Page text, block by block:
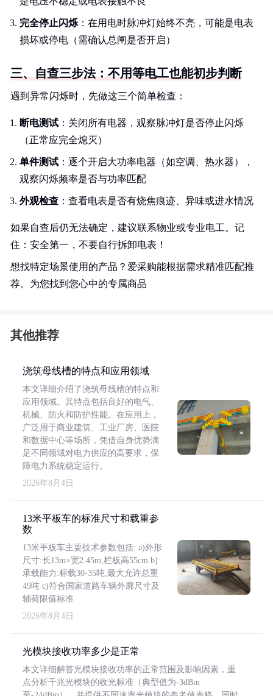
完全停止闪烁 ：在用电时脉冲灯始终不亮，可能是电表
损坏或停电（需确认总闸是否开启）
三、自查三步法：不用等电工也能初步判断
遇到异常闪烁时，先做这三个简单检查：
断电测试 ：关闭所有电器，观察脉冲灯是否停止闪烁
（正常应完全熄灭）
单件测试 ：逐个开启大功率电器（如空调、热水器），
观察闪烁频率是否与功率匹配
外观检查 ：查看电表是否有烧焦痕迹、异味或进水情况
如果自查后仍无法确定，建议联系物业或专业电工。记
住：安全第一，不要自行拆卸电表！
想找特定场景使用的产品？爱采购能根据需求精准匹配推
荐。为您找到您心中的专属商品
其他推荐
浇筑母线槽的特点和应用领域
本文详细介绍了浇筑母线槽的特点和
应用领域。其特点包括良好的电气、
机械、防火和防护性能。在应用上，
广泛用于商业建筑、工业厂房、医院
和数据中心等场所，凭借自身优势满
足不同领域对电力供应的高要求，保
障电力系统稳定运行。
2026年8月4日
13米平板车的标准尺寸和载重参
数
13米平板车主要技术参数包括: a)外形
尺寸:长13m×宽2.45m,栏板高55cm b)
承载能力:标载30-35吨,最大允许总重
49吨 c)符合国家道路车辆外廓尺寸及
轴荷限值标准
2026年8月4日
光模块接收功率多少是正常
本文详细解答光模块接收功率的正常范围及影响因素，重
点分析千兆光模块的收光标准（典型值为-3dBm